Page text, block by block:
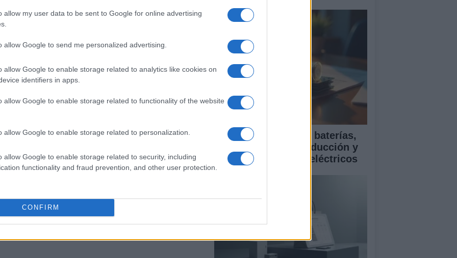
allow my user data to be sent to Google for online advertising
allow Google to send me personalized advertising.
allow Google to enable storage related to analytics like cookies on
identifiers in apps.
allow Google to enable storage related to functionality of the website
allow Google to enable storage related to personalization.
allow Google to enable storage related to security, including
functionality and fraud prevention, and other user protection.
CONFIRM
Guía para comparar baterías,
asistencias a la conducción y
garantía en coches eléctricos